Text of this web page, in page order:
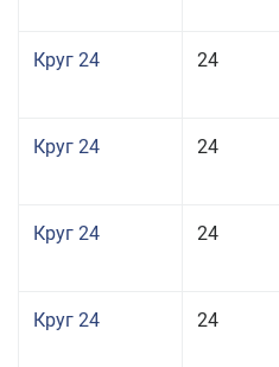
Круг 24 24
Круг 24 24
Круг 24 24
Круг 24 24